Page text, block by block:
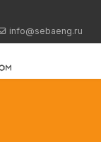
info@sebaeng.ru